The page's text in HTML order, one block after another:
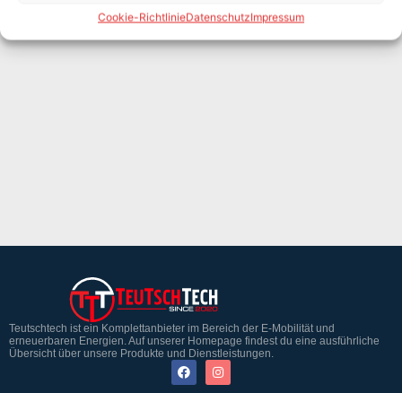
Cookie-RichtlinieDatenschutzImpressum
Teutschtech ist ein Komplettanbieter im Bereich der E-Mobilität und
erneuerbaren Energien. Auf unserer Homepage findest du eine ausführliche
Übersicht über unsere Produkte und Dienstleistungen.